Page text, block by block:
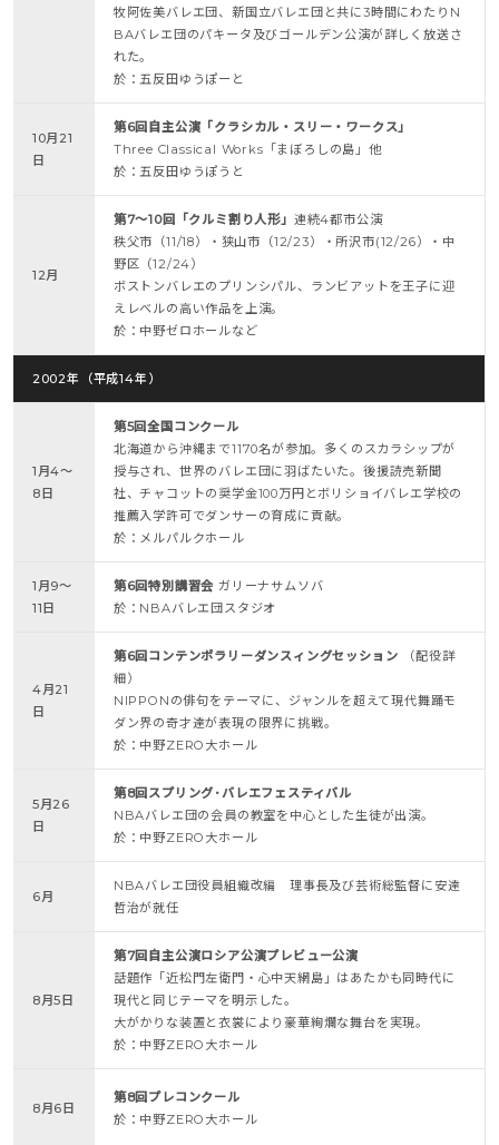
牧阿佐美バレエ団、新国立バレエ団と共に3時間にわたりN
BAバレエ団のパキータ及びゴールデン公演が詳しく放送さ
れた。
於：五反田ゆうぽーと
10月21
日
第6回自主公演「クラシカル・スリー・ワークス」
Three Classical Works「まぼろしの島」他
於：五反田ゆうぽうと
12月
第7～10回「クルミ割り人形」 連続4都市公演
秩父市（11/18）・狭山市（12/23）・所沢市(12/26）・中
野区（12/24）
ボストンバレエのプリンシパル、ランビアットを王子に迎
えレベルの高い作品を上演。
於：中野ゼロホールなど
2002年（平成14年）
1月4～
8日
第5回全国コンクール
北海道から沖縄まで1170名が参加。多くのスカラシップが
授与され、世界のバレエ団に羽ばたいた。後援読売新聞
社、チャコットの奨学金100万円とボリショイバレエ学校の
推薦入学許可でダンサーの育成に貢献。
於：メルパルクホール
1月9～
11日
第6回特別講習会 ガリーナサムソバ
於：NBAバレエ団スタジオ
4月21
日
第6回コンテンポラリーダンスィングセッション （配役詳
細）
NIPPONの俳句をテーマに、ジャンルを超えて現代舞踊モ
ダン界の奇才達が表現の限界に挑戦。
於：中野ZERO大ホール
5月26
日
第8回スプリング･バレエフェスティバル
NBAバレエ団の会員の教室を中心とした生徒が出演。
於：中野ZERO大ホール
6月
NBAバレエ団役員組織改編 理事長及び芸術総監督に安達
哲治が就任
8月5日
第7回自主公演ロシア公演プレビュー公演
話題作「近松門左衛門・心中天網島」はあたかも同時代に
現代と同じテーマを明示した。
大がかりな装置と衣裳により豪華絢爛な舞台を実現。
於：中野ZERO大ホール
8月6日
第8回プレコンクール
於：中野ZERO大ホール